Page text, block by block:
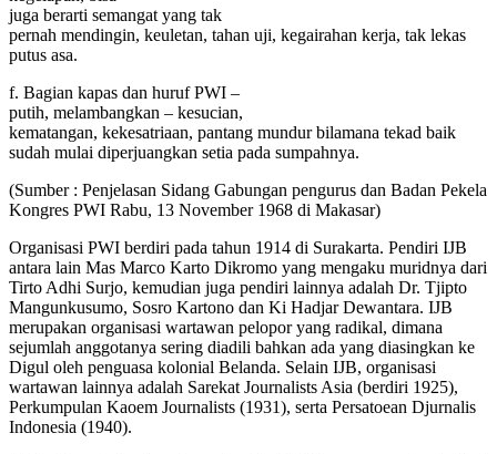
juga berarti semangat yang tak
pernah mendingin, keuletan, tahan uji, kegairahan kerja, tak lekas
putus asa.
f. Bagian kapas dan huruf PWI –
putih, melambangkan – kesucian,
kematangan, kekesatriaan, pantang mundur bilamana tekad baik
sudah mulai diperjuangkan setia pada sumpahnya.
(Sumber : Penjelasan Sidang Gabungan pengurus dan Badan Pekela
Kongres PWI Rabu, 13 November 1968 di Makasar)
Organisasi PWI berdiri pada tahun 1914 di Surakarta. Pendiri IJB
antara lain Mas Marco Karto Dikromo yang mengaku muridnya dari
Tirto Adhi Surjo, kemudian juga pendiri lainnya adalah Dr. Tjipto
Mangunkusumo, Sosro Kartono dan Ki Hadjar Dewantara. IJB
merupakan organisasi wartawan pelopor yang radikal, dimana
sejumlah anggotanya sering diadili bahkan ada yang diasingkan ke
Digul oleh penguasa kolonial Belanda. Selain IJB, organisasi
wartawan lainnya adalah Sarekat Journalists Asia (berdiri 1925),
Perkumpulan Kaoem Journalists (1931), serta Persatoean Djurnalis
Indonesia (1940).